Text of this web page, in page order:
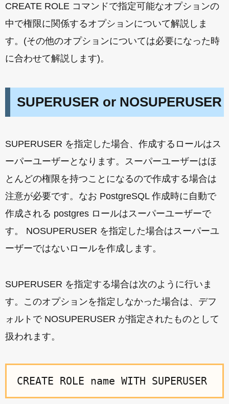
CREATE ROLE コマンドで指定可能なオプションの
中で権限に関係するオプションについて解説しま
す。(その他のオプションについては必要になった時
に合わせて解説します)。
SUPERUSER or NOSUPERUSER
SUPERUSER を指定した場合、作成するロールはス
ーパーユーザーとなります。スーパーユーザーはほ
とんどの権限を持つことになるので作成する場合は
注意が必要です。なお PostgreSQL 作成時に自動で
作成される postgres ロールはスーパーユーザーで
す。 NOSUPERUSER を指定した場合はスーパーユ
ーザーではないロールを作成します。
SUPERUSER を指定する場合は次のように行いま
す。このオプションを指定しなかった場合は、デフ
ォルトで NOSUPERUSER が指定されたものとして
扱われます。
CREATE ROLE name WITH SUPERUSER